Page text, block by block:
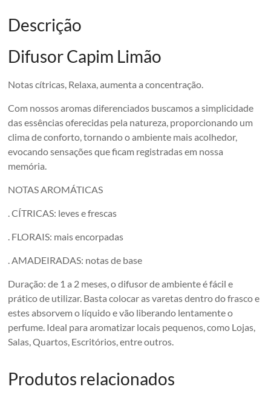
Descrição
Difusor Capim Limão
Notas cítricas, Relaxa, aumenta a concentração.
Com nossos aromas diferenciados buscamos a simplicidade
das essências oferecidas pela natureza, proporcionando um
clima de conforto, tornando o ambiente mais acolhedor,
evocando sensações que ficam registradas em nossa
memória.
NOTAS AROMÁTICAS
. CÍTRICAS: leves e frescas
. FLORAIS: mais encorpadas
. AMADEIRADAS: notas de base
Duração: de 1 a 2 meses, o difusor de ambiente é fácil e
prático de utilizar. Basta colocar as varetas dentro do frasco e
estes absorvem o líquido e vão liberando lentamente o
perfume. Ideal para aromatizar locais pequenos, como Lojas,
Salas, Quartos, Escritórios, entre outros.
Produtos relacionados